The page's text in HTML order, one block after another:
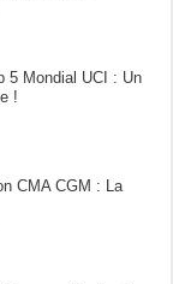
5 Mondial UCI : Un
!
CMA CGM : La